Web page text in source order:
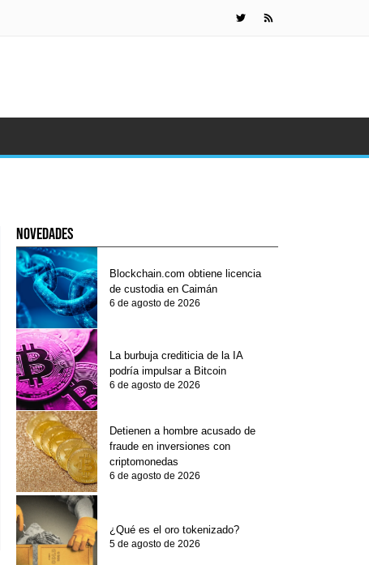
novedades
Blockchain.com obtiene licencia
de custodia en Caimán
6 de agosto de 2026
La burbuja crediticia de la IA
podría impulsar a Bitcoin
6 de agosto de 2026
Detienen a hombre acusado de
fraude en inversiones con
criptomonedas
6 de agosto de 2026
¿Qué es el oro tokenizado?
5 de agosto de 2026